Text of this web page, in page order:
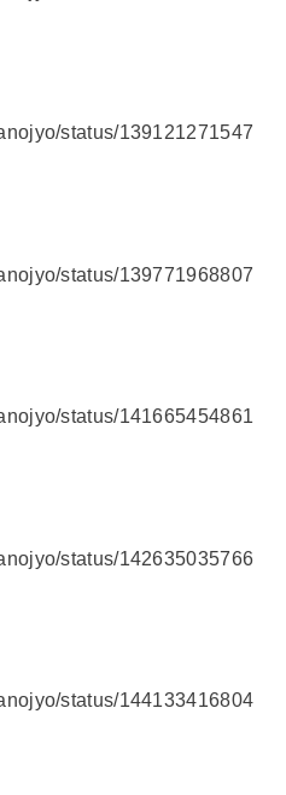
status/139121271547
status/139771968807
status/141665454861
status/142635035766
status/144133416804